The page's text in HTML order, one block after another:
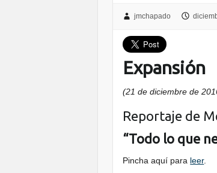
jmchapado
Expansión
(21 de diciembre de
Reportaje de
“Todo lo que
Pincha aquí para leer.